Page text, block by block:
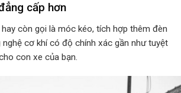
cấp hơn
còn gọi là móc kéo, tích hợp thêm đèn
cơ khí có độ chính xác gần như tuyệt
con xe của bạn.